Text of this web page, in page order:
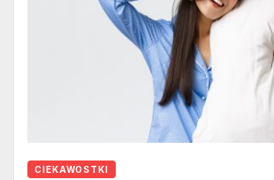
CIEKAWOSTKI